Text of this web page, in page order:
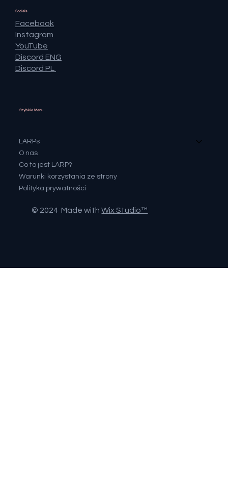
Facebook
Instagram
YouTube
Discord ENG
Discord PL
Socials
LARPs
O nas
Co to jest LARP?
Warunki korzystania ze strony
Polityka prywatności
Szybkie Menu
© 2024 Made withWix Studio™